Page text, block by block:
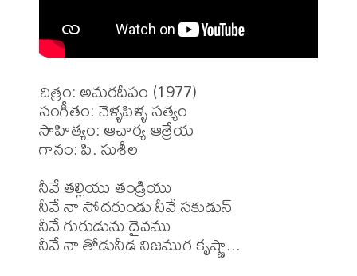
చిత్రం: అమరదీపం (1977)
సంగీతం: చెళ్ళపిళ్ళ సత్యం
సాహిత్యం: ఆచార్య ఆత్రేయ
గానం: పి. సుశీల
నీవే తల్లియు తండ్రియు
నీవే నా సోదరుండు నీవే సకుడున్
నీవే గురుడును దైవము
నీవే నా తోడునీడ నిజముగ కృష్ణా...